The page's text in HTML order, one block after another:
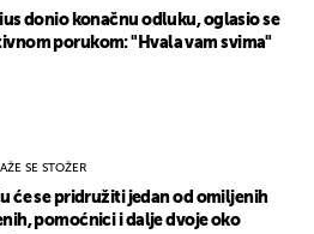
donio konačnu odluku, oglasio se
porukom: "Hvala vam svima"
SE STOŽER
će se pridružiti jedan od omiljenih
pomoćnici i dalje dvoje oko